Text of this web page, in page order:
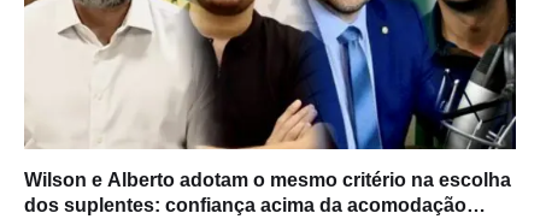
Wilson e Alberto adotam o mesmo critério na escolha
dos suplentes: confiança acima da acomodação